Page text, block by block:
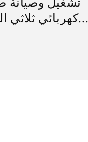
كهربائي ثلاثي القطع شديد...